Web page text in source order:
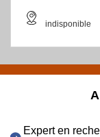
indisponible
Expert en